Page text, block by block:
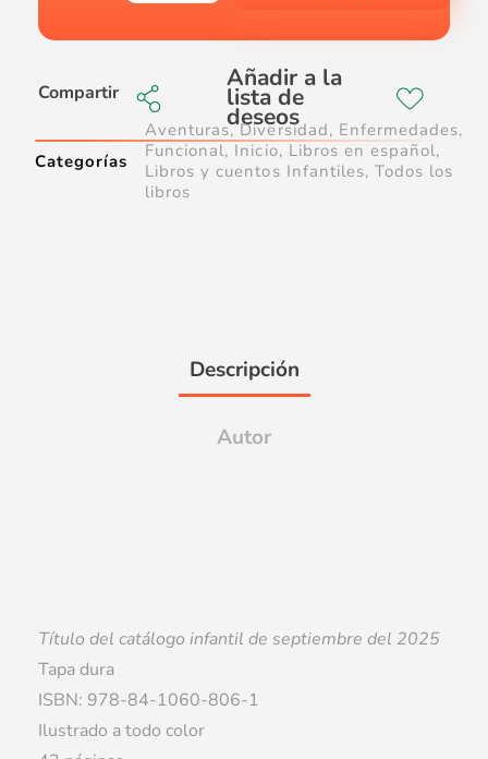
Compartir
Categorías
Aventuras,Diversidad, Enfermedades,
Funcional, Inicio, Libros en español,
Libros y cuentos Infantiles, Todos los
libros
Descripción
Autor
Título del catálogo infantil de septiembre del 2025
Tapa dura
ISBN: 978-84-1060-806-1
Ilustrado a todo color